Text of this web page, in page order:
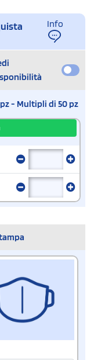
Info
- Multipli di 50 pz